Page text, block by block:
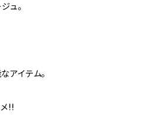
ュ。
アイテム。
!!